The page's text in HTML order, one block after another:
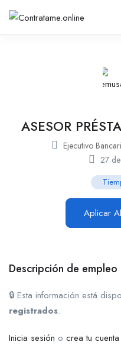
ASESOR
Ejecutivo
27
Aplicar
Descripción de empleo
🔒 Esta información está
registrados.
Inicia sesión o crea tu cuenta